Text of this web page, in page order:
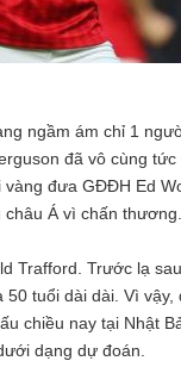
ngầm ám chỉ 1
đã vô cùng
đưa GĐĐH Ed
châu Á vì chấn thương.
Trafford. Trước lạ
tuổi dài dài. Vì vậy,
chiều nay tại Nhật
dạng dự đoán.